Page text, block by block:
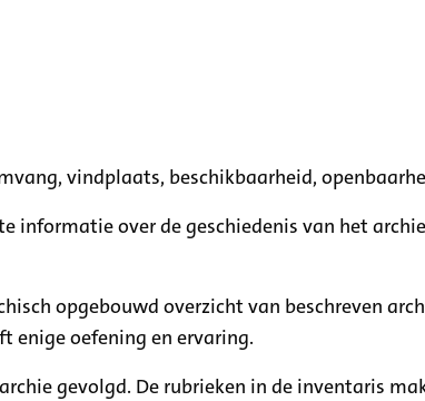
vindplaats, beschikbaarheid,
informatie over de geschiedenis van het
opgebouwd overzicht van beschreven
enige oefening en ervaring.
gevolgd. De rubrieken in de inventaris